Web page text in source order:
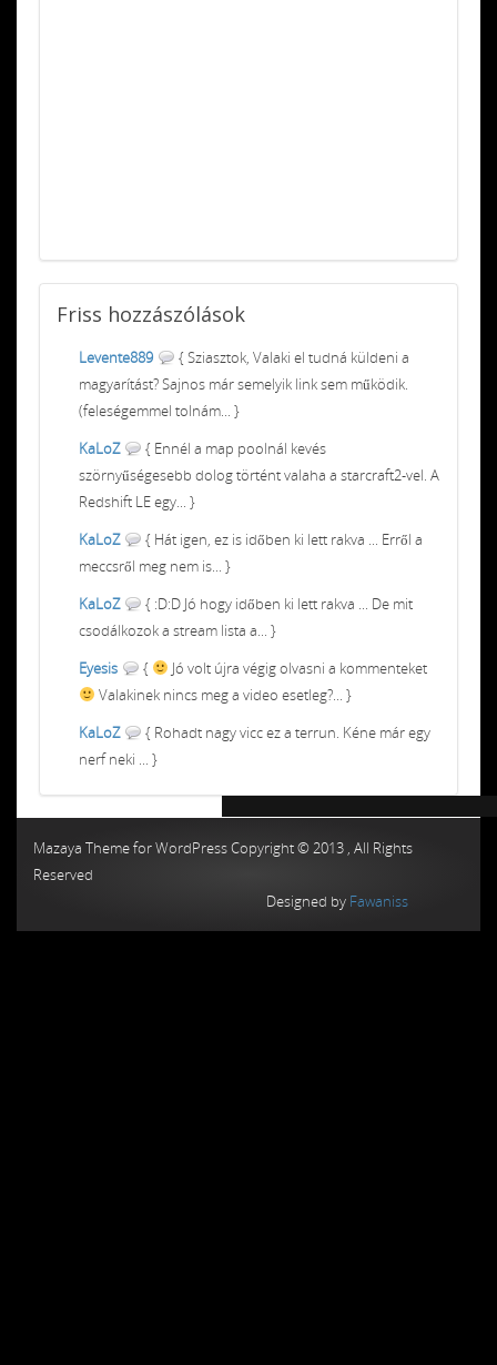
Friss hozzászólások
Levente889
{ Sziasztok, Valaki el tudná küldeni a
magyarítást? Sajnos már semelyik link sem működik.
(feleségemmel tolnám... }
KaLoZ
{ Ennél a map poolnál kevés
szörnyűségesebb dolog történt valaha a starcraft2-vel. A
Redshift LE egy... }
KaLoZ
{ Hát igen, ez is időben ki lett rakva ... Erről a
meccsről meg nem is... }
KaLoZ
{ :D:D Jó hogy időben ki lett rakva ... De mit
csodálkozok a stream lista a... }
Eyesis
{
Jó volt újra végig olvasni a kommenteket
Valakinek nincs meg a video esetleg?... }
KaLoZ
{ Rohadt nagy vicc ez a terrun. Kéne már egy
nerf neki ... }
Mazaya Theme for WordPress Copyright © 2013 , All Rights
Reserved
Designed by Fawaniss